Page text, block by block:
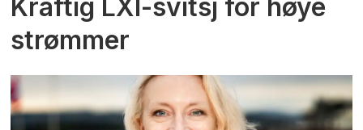
Kraftig LXI-svitsj for høye
strømmer